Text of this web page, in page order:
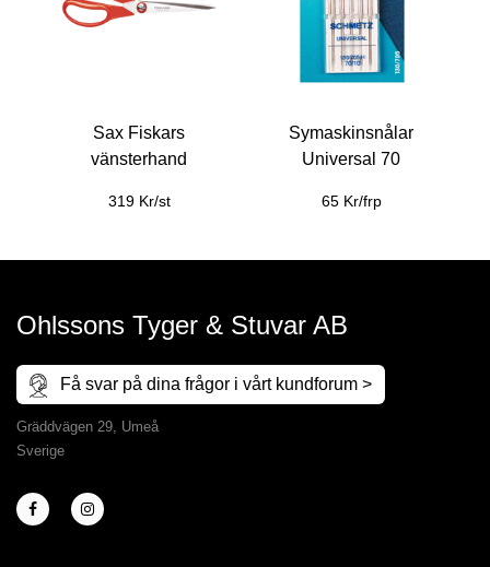
Sax Fiskars
vänsterhand
319 Kr/st
Symaskinsnålar
Universal 70
65 Kr/frp
Ohlssons Tyger & Stuvar AB
Få svar på dina frågor i vårt kundforum >
Gräddvägen 29, Umeå
Sverige